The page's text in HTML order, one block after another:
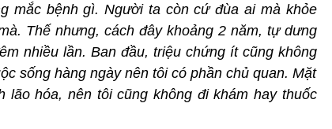
mắc bệnh gì. Người ta còn cứ đùa ai mà khỏe
Thế nhưng, cách đây khoảng 2 năm, tự dưng
nhiều lần. Ban đầu, triệu chứng ít cũng không
sống hàng ngày nên tôi có phần chủ quan. Mặt
hóa, nên tôi cũng không đi khám hay thuốc